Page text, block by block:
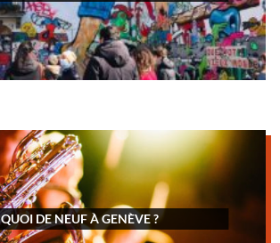
QUOI DE NEUF À GENÈVE ?